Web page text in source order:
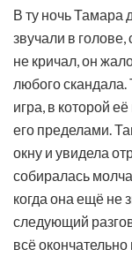
В ту ночь Тамара
звучали в
не кричал, он
любого
игра, в которой
его пределами.
окну и увидела
собиралась
когда она ещё не
следующий
всё